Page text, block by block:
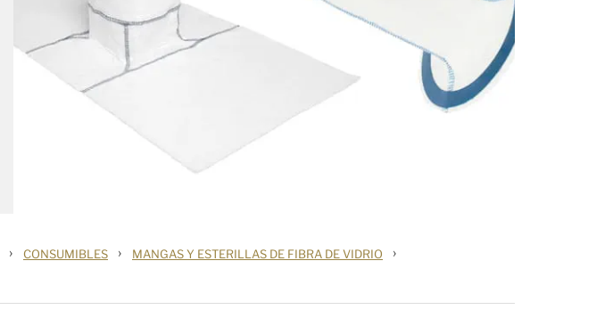
› CONSUMIBLES › MANGAS Y ESTERILLAS DE FIBRA DE VIDRIO ›